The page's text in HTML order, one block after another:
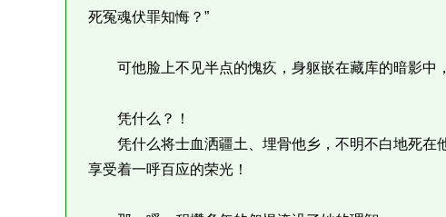
死冤魂伏罪知悔？”
可他脸上不见半点的愧疚，身躯嵌在藏库的暗影中
凭什么？！
凭什么将士血洒疆土、埋骨他乡，不明不白地死在
享受着一呼百应的荣光！